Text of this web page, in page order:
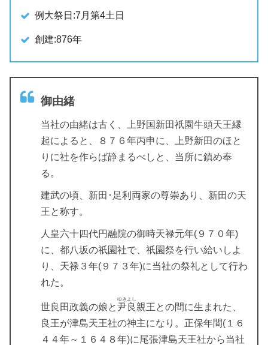
例大祭日:7月第4土日
創建:876年
御由緒
当社の由緒は古く、上野国新田祇園牛頭天王縁
起によると、８７６年丙申に、上野新田のほと
りに社を作らば静まるべしと、当所に鎮め奉
る。
建武の頃、新田･足利両家の尊崇あり、新田の天
王と称す。
人皇六十四代円融院の御時天禄元年(９７０年)
に、都八坂の祇園社で、祇園祭を行い給いしよ
り、天禄３年(９７３年)に当社の祭礼として行わ
れた。
世良田政義の娘と尹良
ゆきよし
親王との間に生まれた、
良王が津島天王社の神主になり。正保年間(１６
４４年～１６４８年)に尾張津島天王社から当社